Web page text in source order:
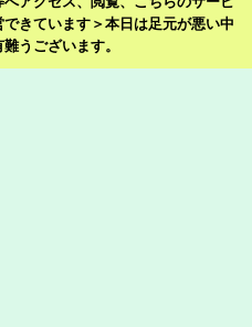
きています＞本日は足元が悪い中
うございます。